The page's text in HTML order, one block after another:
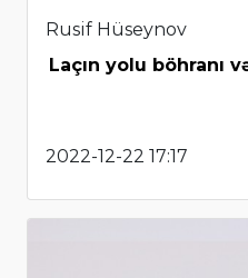
Rusif Hüseynov
Laçın yolu böhranı
2022-12-22 17:17